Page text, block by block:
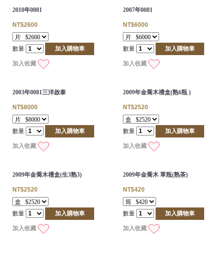
2010年0081
NT$2600
數量 加入購物車
加入收藏
2007年0081
NT$6000
數量 加入購物車
加入收藏
2003年0081三洋啟泰
NT$8000
數量 加入購物車
加入收藏
2009年金喬木禮盒(熟6瓶 )
NT$2520
數量 加入購物車
加入收藏
2009年金喬木禮盒(生3熟3)
NT$2520
數量 加入購物車
加入收藏
2009年金喬木 單瓶(熟茶)
NT$420
數量 加入購物車
加入收藏